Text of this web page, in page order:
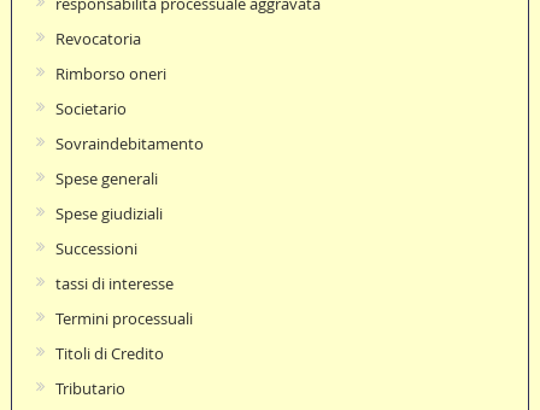
Revocatoria
Rimborso oneri
Societario
Sovraindebitamento
Spese generali
Spese giudiziali
Successioni
tassi di interesse
Termini processuali
Titoli di Credito
Tributario